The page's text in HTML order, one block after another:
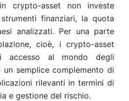
crypto-asset non investe
finanziari, la quota
analizzati. Per una parte
cioè, i crypto-asset
accesso al mondo degli
un semplice complemento di
rilevanti in termini di
e gestione del rischio.